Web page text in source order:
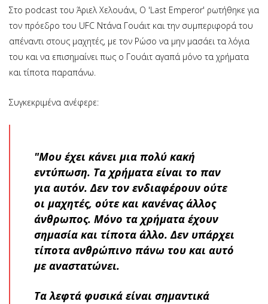
Στο podcast του Άριελ Χελουάνι, O 'Last Emperor' ρωτήθηκε για
τον πρόεδρο του UFC Ντάνα Γουάιτ και την συμπεριφορά του
απέναντι στους μαχητές, με τον Ρώσο να μην μασάει τα λόγια
του και να επισημαίνει πως ο Γουάιτ αγαπά μόνο τα χρήματα
και τίποτα παραπάνω.
Συγκεκριμένα ανέφερε:
"Μου έχει κάνει μια πολύ κακή
εντύπωση. Τα χρήματα είναι το παν
για αυτόν. Δεν τον ενδιαφέρουν ούτε
οι μαχητές, ούτε και κανένας άλλος
άνθρωπος. Μόνο τα χρήματα έχουν
σημασία και τίποτα άλλο. Δεν υπάρχει
τίποτα ανθρώπινο πάνω του και αυτό
με αναστατώνει.
Τα λεφτά φυσικά είναι σημαντικά